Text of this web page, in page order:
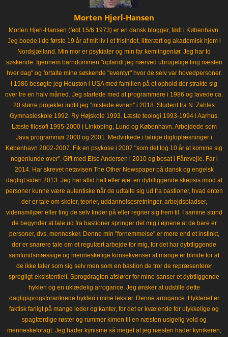
Morten Hjerl-Hansen
Morten Hjerl-Hansen (født 15/6 1973) er en dansk blogger, født i København.
Jeg boede i de første 19 år af mit liv i et frisindet, litterært og akademisk hjem i
Nordsjælland. Min mor er psykiater og min far kemiingeniør. Jeg har to
søskende. Igennem barndommen "opfandt jeg nærved ubrugelige ting næsten
hver dag" og fortalte mine søskende "eventyr" hvor de selv var hovedpersoner.
I 1986 besøgte jeg Houston i USA med familien på et ophold der strakte sig
over tre en halv måned. Jeg startede med at programmere i 1986 og lavede ca.
20 større projekter indtil jeg "mistede evnen" i 2018. Student fra N. Zahles
Gymnasieskole 1992. Ry Højskole 1993. Læste teologi 1993-1994 i Aarhus.
Læste filosofi 1995-2000 i Linköping, Lund og København. Arbejdede som
Java programmør 2000 og 2001. Medvirkede i talrige digtoplæsninger i
København 2002-2007. Fik en psykose i 2007 "som det tog 10 år at komme sig
nogenlunde over". Gift med Else Andersen i 2010 og bosat i Fårevejle. Far i
2014. Har skrevet netavisen The Other Newspaper på dansk og engelsk
dagligt siden 2013. Jeg har altid haft eller ejet en dybtliggende skepsis imod at
personer kunne være autentiske når de udtalte sig ud fra bastioner, hvad enten
der er tale om skoler, teorier, uddannelsesretninger, arbejdspladser,
vidensmiljøer eller ting de selv finder på eller regner sig frem til. I samme stund
de begynder at tale ud fra bastioner springer det mig i øjnene at de bare er
personer, dvs. mennesker. Denne min "fornemmelse" er mere end et instinkt,
der er snarere tale om et regulært arbejde for mig, for det har dybtliggende
samfundsmæssige og menneskelige konsekvenser at mange er blinde for at
de ikke taler som sig selv men som en bastion de tror de repræsenterer
sprogligt-eksistentielt. Sprogdragten afslører for mine sanser et dybtliggende
hykleri og en uklædelig arrogance. Jeg ønsker at udstille dette
dagligsprogsforankrede hykleri i mine tekster. Denne arrogance. Hykleriet er
faktisk farligt på mange leder og kanter, for det er kvælende for ulykkelige og
spagfærdige røster og rummer kimen til en næsten usigelig vold og
menneskeforagt. Jeg hader kynisme så meget at jeg næsten hader kynikeren,